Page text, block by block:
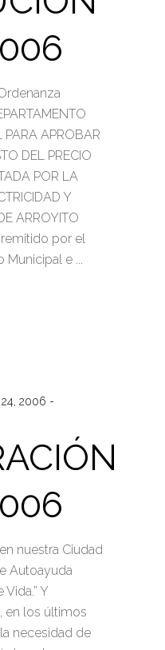
PARA APROBAR
DEL PRECIO
POR LA
Y
ARROYITO
remitido por el
Municipal e
24, 2006
nuestra Ciudad
Autoayuda
Y
en los últimos
necesidad de